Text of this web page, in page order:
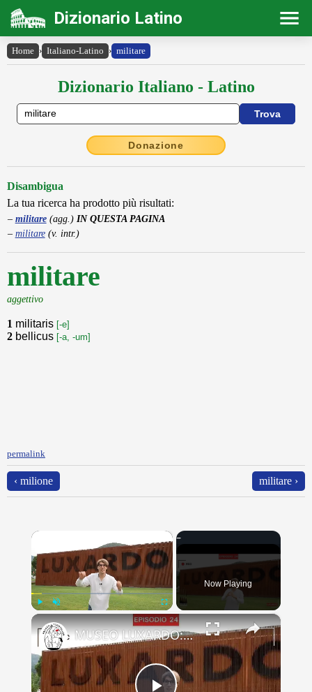
Dizionario Latino
Home › Italiano-Latino › militare
Dizionario Italiano - Latino
Donazione
Disambigua
La tua ricerca ha prodotto più risultati:
militare(agg.) IN QUESTA PAGINA
militare(v. intr.)
militare
aggettivo
1 militaris [-e]
2 bellicus [-a, -um]
permalink
‹ milione militare ›
×
Fullscreen
Now Playing
×
MUSEO LUXARDO: Un Viaggio nel Tempo e nel Gusto